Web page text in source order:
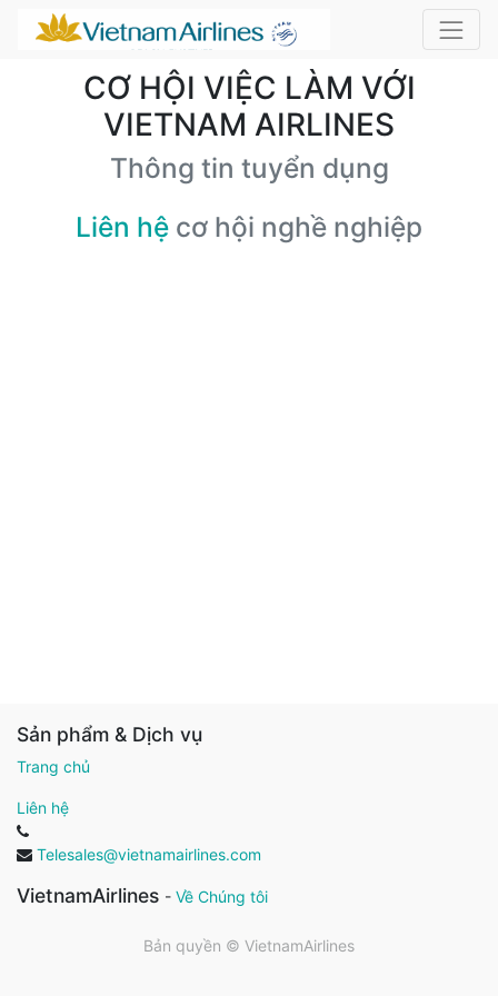
CƠ HỘI VIỆC LÀM VỚI
VIETNAM AIRLINES
Thông tin tuyển dụng
Liên hệ cơ hội nghề nghiệp
Sản phẩm & Dịch vụ
Trang chủ
Liên hệ
Telesales@vietnamairlines.com
VietnamAirlines - Về Chúng tôi
Bản quyền © VietnamAirlines